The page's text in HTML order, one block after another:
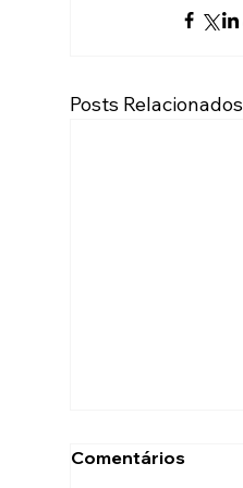
Posts Relacionados
Comentários